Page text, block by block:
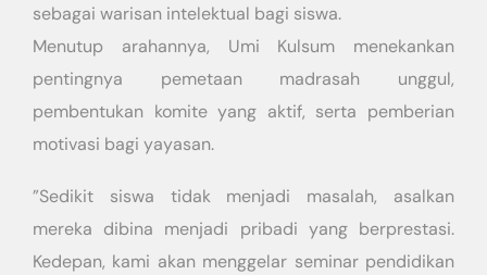
sebagai warisan intelektual bagi siswa.
​Menutup arahannya, Umi Kulsum menekankan
pentingnya pemetaan madrasah unggul,
pembentukan komite yang aktif, serta pemberian
motivasi bagi yayasan.
​”Sedikit siswa tidak menjadi masalah, asalkan
mereka dibina menjadi pribadi yang berprestasi.
Kedepan, kami akan menggelar seminar pendidikan